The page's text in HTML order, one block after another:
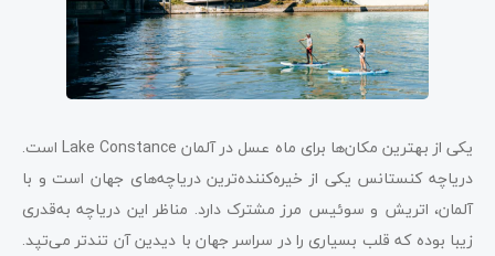
یکی از بهترین مکان‌ها برای ماه عسل در آلمان Lake Constance است.
دریاچه کنستانس یکی از خیره‌کننده‌ترین دریاچه‌های جهان است و با
آلمان، اتریش و سوئیس مرز مشترک دارد. مناظر این دریاچه به‌قدری
زیبا بوده که قلب بسیاری را در سراسر جهان با دیدین آن تندتر می‌تپد.